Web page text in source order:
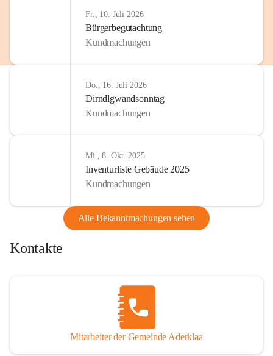
Fr., 10. Juli 2026
Bürgerbegutachtung
Kundmachungen
Do., 16. Juli 2026
Dirndlgwandsonntag
Kundmachungen
Mi., 8. Okt. 2025
Inventurliste Gebäude 2025
Kundmachungen
Alle Bekanntmachungen sehen
Kontakte
Mitarbeiter der Gemeinde Aderklaa